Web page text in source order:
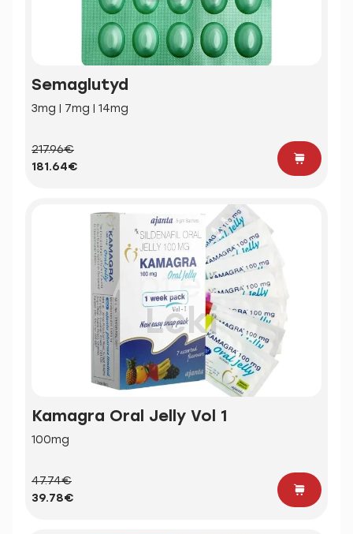
Semaglutyd
3mg | 7mg | 14mg
217.96€
181.64€
Kamagra Oral Jelly Vol 1
100mg
47.74€
39.78€